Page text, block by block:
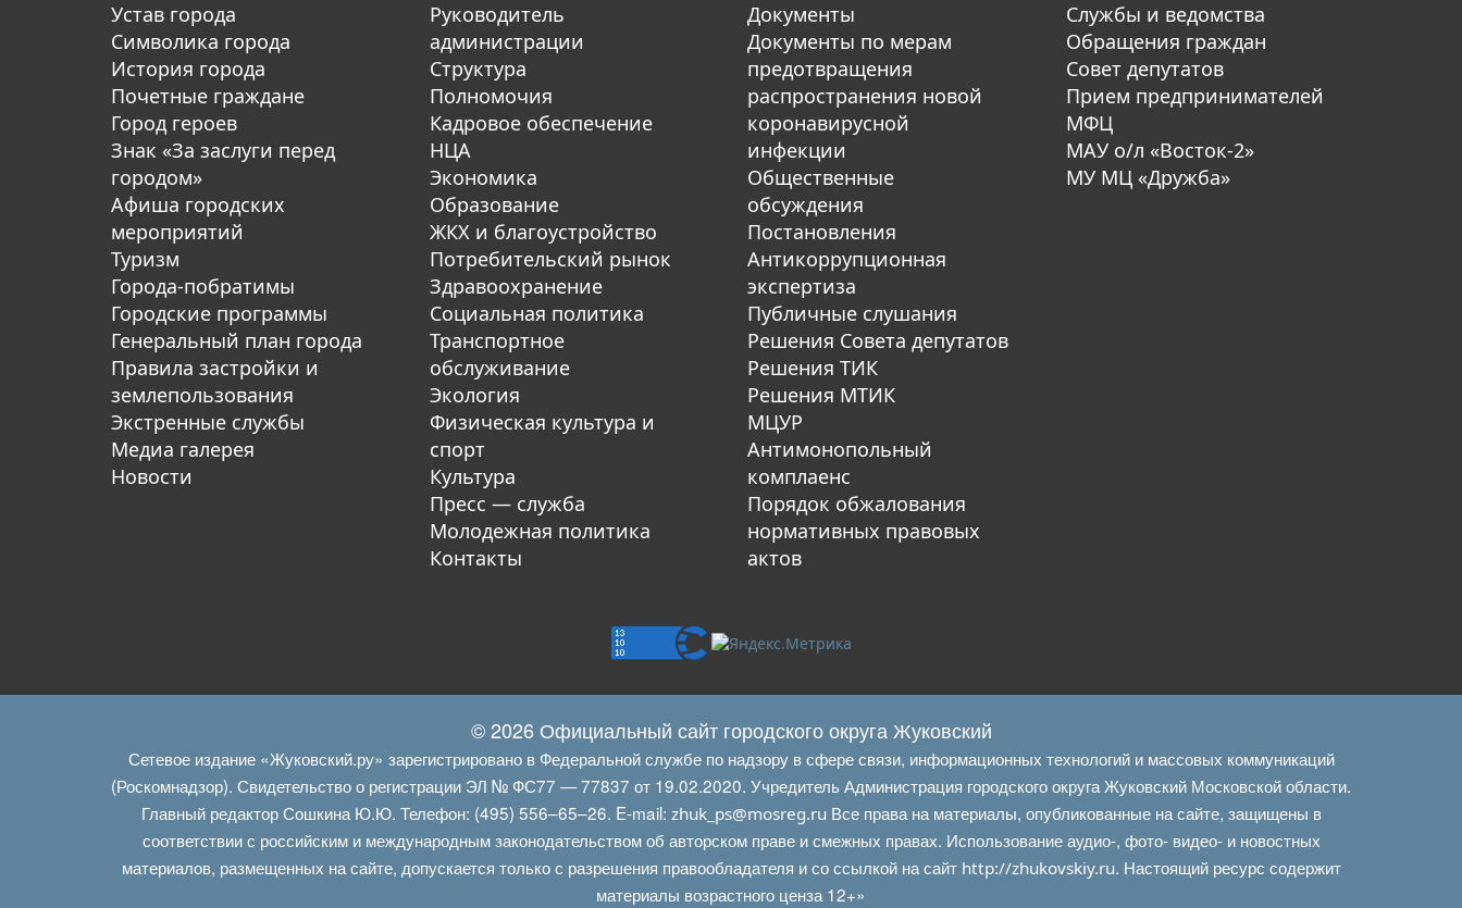
Устав города
Символика города
История города
Почетные граждане
Город героев
Знак «За заслуги перед
городом»
Афиша городских
мероприятий
Туризм
Города-побратимы
Городские программы
Генеральный план города
Правила застройки и
землепользования
Экстренные службы
Медиа галерея
Новости
Руководитель
администрации
Структура
Полномочия
Кадровое обеспечение
НЦА
Экономика
Образование
ЖКХ и благоустройство
Потребительский рынок
Здравоохранение
Социальная политика
Транспортное
обслуживание
Экология
Физическая культура и
спорт
Культура
Пресс — служба
Молодежная политика
Контакты
Документы
Документы по мерам
предотвращения
распространения новой
коронавирусной
инфекции
Общественные
обсуждения
Постановления
Антикоррупционная
экспертиза
Публичные слушания
Решения Совета депутатов
Решения ТИК
Решения МТИК
МЦУР
Антимонопольный
комплаенс
Порядок обжалования
нормативных правовых
актов
Службы и ведомства
Обращения граждан
Совет депутатов
Прием предпринимателей
МФЦ
МАУ о/л «Восток-2»
МУ МЦ «Дружба»
© 2026 Официальный сайт городского округа Жуковский
Сетевое издание «Жуковский.ру» зарегистрировано в Федеральной службе по надзору в сфере связи, информационных технологий и массовых коммуникаций
(Роскомнадзор). Свидетельство о регистрации ЭЛ № ФС77 — 77837 от 19.02.2020. Учредитель Администрация городского округа Жуковский Московской области.
Главный редактор Сошкина Ю.Ю. Телефон: (495) 556–65–26. E‑mail: zhuk_ps@mosreg.ruВсе права на материалы, опубликованные на сайте, защищены в
соответствии с российским и международным законодательством об авторском праве и смежных правах. Использование аудио-, фото- видео- и новостных
материалов, размещенных на сайте, допускается только с разрешения правообладателя и со ссылкой на сайт http://zhukovskiy.ru. Настоящий ресурс содержит
материалы возрастного ценза 12+»